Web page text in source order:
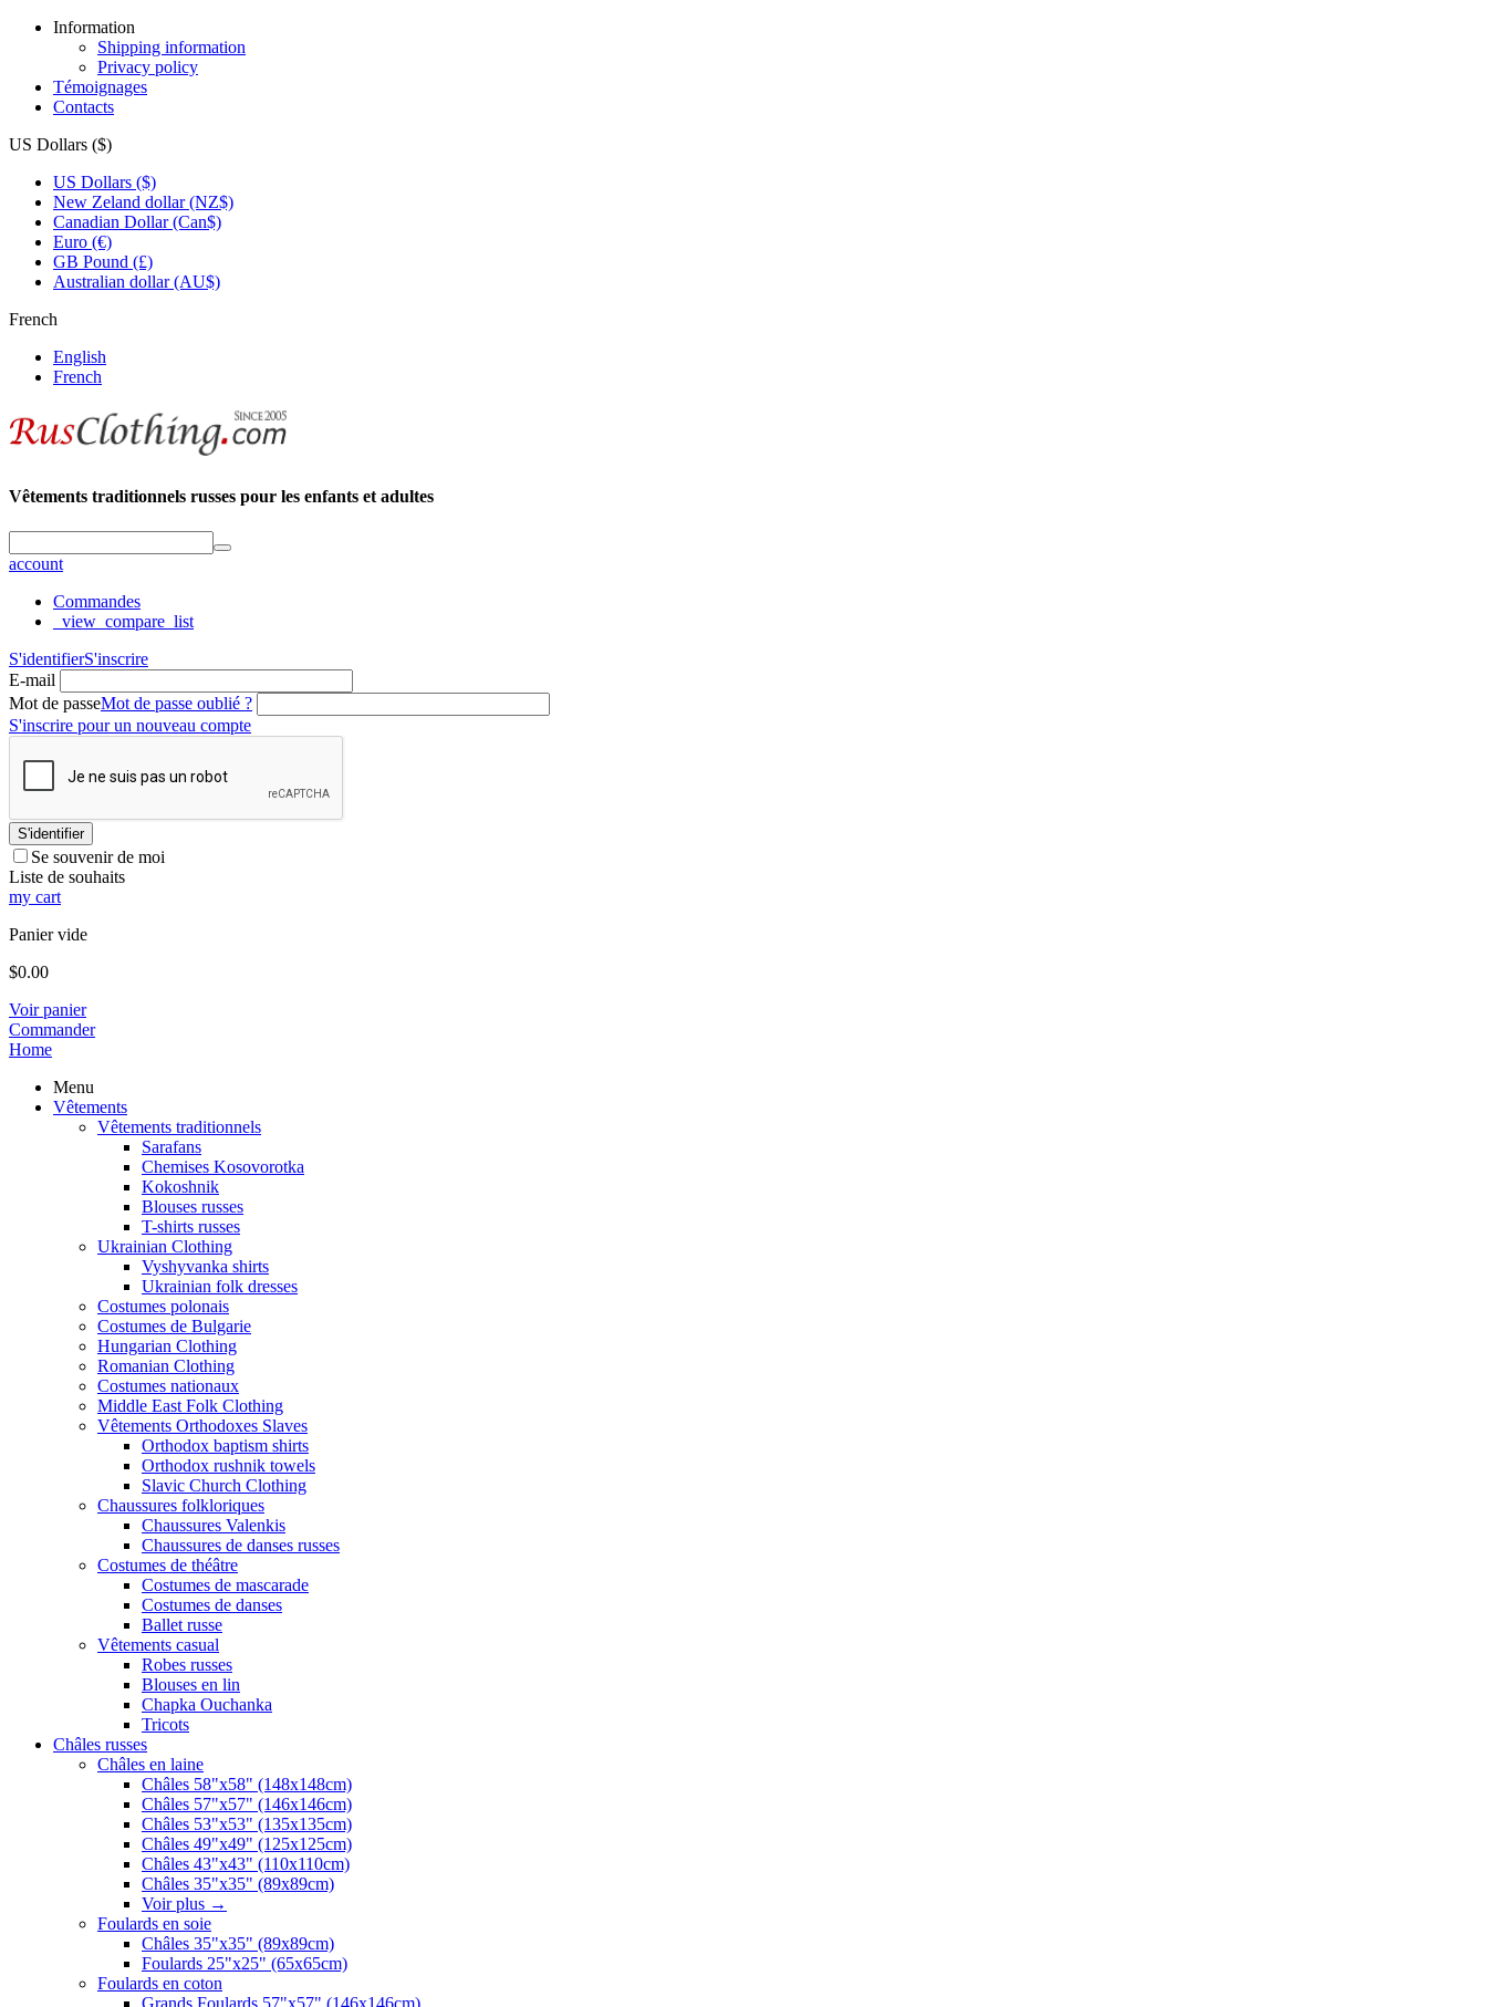
Information
Shipping information
Privacy policy
Témoignages
Contacts
US Dollars ($)
US Dollars ($)
New Zeland dollar (NZ$)
Canadian Dollar (Can$)
Euro (€)
GB Pound (£)
Australian dollar (AU$)
French
English
French
Vêtements traditionnels russes pour les enfants et adultes
account
Commandes
_view_compare_list
S'identifierS'inscrire
E-mail
Mot de passeMot de passe oublié ?
S'inscrire pour un nouveau compte
S'identifier
Se souvenir de moi
Liste de souhaits
my cart
Panier vide
$0.00
Voir panier
Commander
Home
Menu
Vêtements
Vêtements traditionnels
Sarafans
Chemises Kosovorotka
Kokoshnik
Blouses russes
T-shirts russes
Ukrainian Clothing
Vyshyvanka shirts
Ukrainian folk dresses
Costumes polonais
Costumes de Bulgarie
Hungarian Clothing
Romanian Clothing
Costumes nationaux
Middle East Folk Clothing
Vêtements Orthodoxes Slaves
Orthodox baptism shirts
Orthodox rushnik towels
Slavic Church Clothing
Chaussures folkloriques
Chaussures Valenkis
Chaussures de danses russes
Costumes de théâtre
Costumes de mascarade
Costumes de danses
Ballet russe
Vêtements casual
Robes russes
Blouses en lin
Chapka Ouchanka
Tricots
Châles russes
Châles en laine
Châles 58"x58" (148x148cm)
Châles 57"x57" (146x146cm)
Châles 53"x53" (135x135cm)
Châles 49"x49" (125x125cm)
Châles 43"x43" (110x110cm)
Châles 35"x35" (89x89cm)
Voir plus →
Foulards en soie
Châles 35"x35" (89x89cm)
Foulards 25"x25" (65x65cm)
Foulards en coton
Grands Foulards 57"x57" (146x146cm)